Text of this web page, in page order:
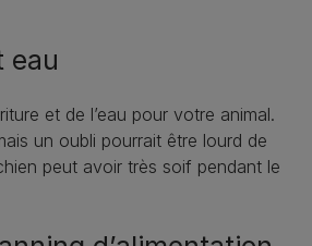
eau
et de l’eau pour votre animal.
un oubli pourrait être lourd de
peut avoir très soif pendant le